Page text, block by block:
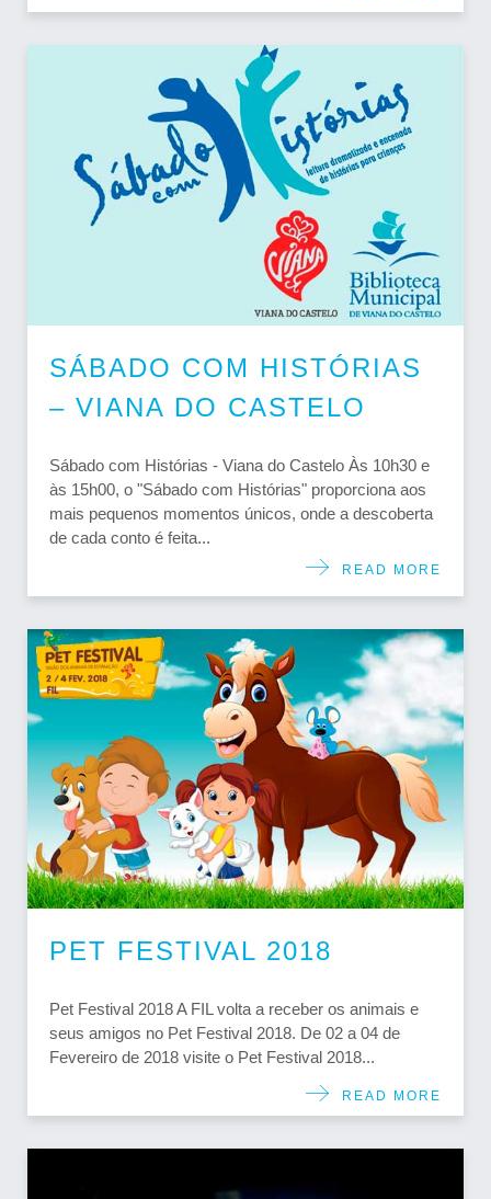
SÁBADO COM HISTÓRIAS
– VIANA DO CASTELO
Sábado com Histórias - Viana do Castelo Às 10h30 e
às 15h00, o "Sábado com Histórias" proporciona aos
mais pequenos momentos únicos, onde a descoberta
de cada conto é feita...
READ MORE
PET FESTIVAL 2018
Pet Festival 2018 A FIL volta a receber os animais e
seus amigos no Pet Festival 2018. De 02 a 04 de
Fevereiro de 2018 visite o Pet Festival 2018...
READ MORE